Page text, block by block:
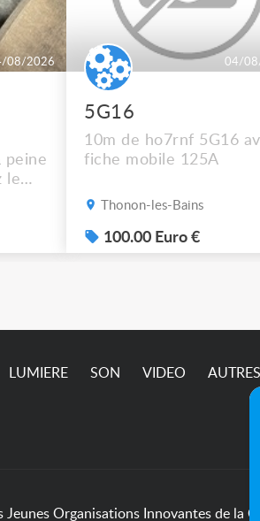
08/2026
peine
le
04/
5G16
10m de ho7rnf 5G16
fiche mobile 125A
Thonon-les-Bains
100.00 Euro €
LUMIERE SON VIDEO AUTRES
Jeunes Organisations Innovantes de la